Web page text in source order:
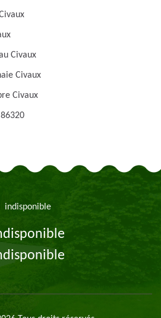
Civaux
Civaux
Civaux
indisponible